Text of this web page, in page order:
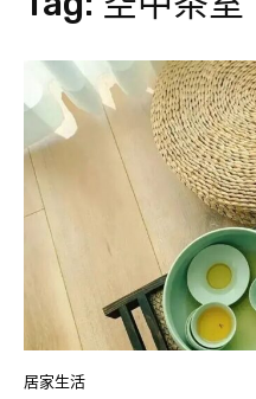
居家生活